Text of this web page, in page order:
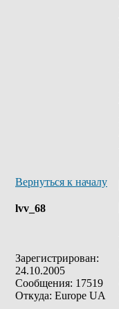
Вернуться к началу
lvv_68
Зарегистрирован:
24.10.2005
Сообщения: 17519
Откуда: Europe UA